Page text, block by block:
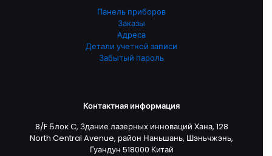
Панель приборов
Заказы
Адреса
Детали учетной записи
Забытый пароль
Контактная информация
8/F Блок C, Здание лазерных инноваций Хана, 128
North Central Avenue, район Наньшань, Шэньчжэнь,
Гуандун 518000 Китай